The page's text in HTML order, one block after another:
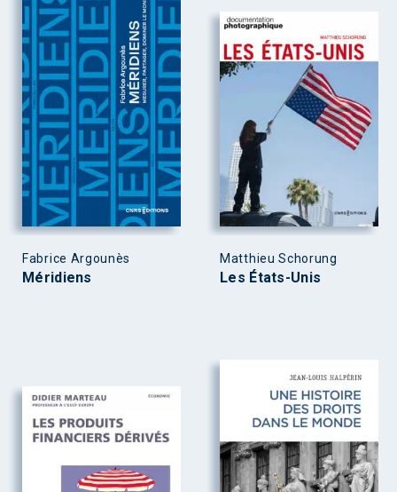
Fabrice Argounès
Méridiens
Matthieu Schorung
Les États-Unis